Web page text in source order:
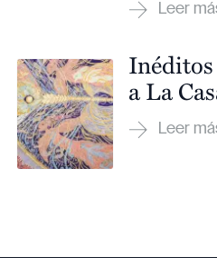
Inéditos
a La